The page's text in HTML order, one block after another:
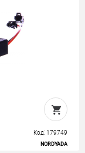
Код: 179749
NORDYADA